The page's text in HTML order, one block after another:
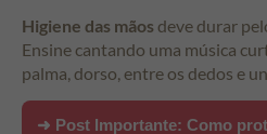
Higiene das mãos deve durar
Ensine cantando uma música
palma, dorso, entre os dedos e
➜ Post Importante: Como